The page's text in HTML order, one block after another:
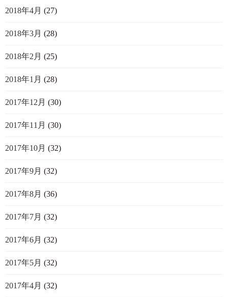
2018年4月 (27)
2018年3月 (28)
2018年2月 (25)
2018年1月 (28)
2017年12月 (30)
2017年11月 (30)
2017年10月 (32)
2017年9月 (32)
2017年8月 (36)
2017年7月 (32)
2017年6月 (32)
2017年5月 (32)
2017年4月 (32)